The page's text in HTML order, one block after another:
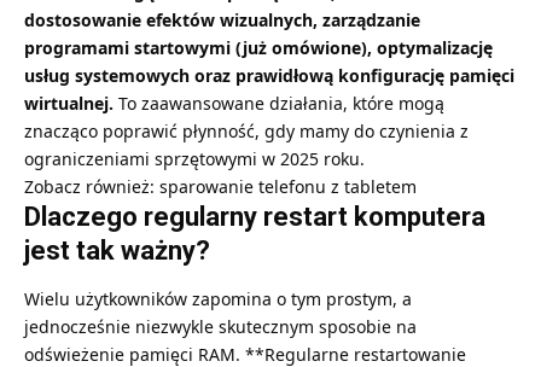
dostosowanie efektów wizualnych, zarządzanie
programami startowymi (już omówione), optymalizację
usług systemowych oraz prawidłową konfigurację pamięci
wirtualnej. To zaawansowane działania, które mogą
znacząco poprawić płynność, gdy mamy do czynienia z
ograniczeniami sprzętowymi w 2025 roku.
Zobacz również: sparowanie telefonu z tabletem
Dlaczego regularny restart komputera
jest tak ważny?
Wielu użytkowników zapomina o tym prostym, a
jednocześnie niezwykle skutecznym sposobie na
odświeżenie pamięci RAM. **Regularne restartowanie